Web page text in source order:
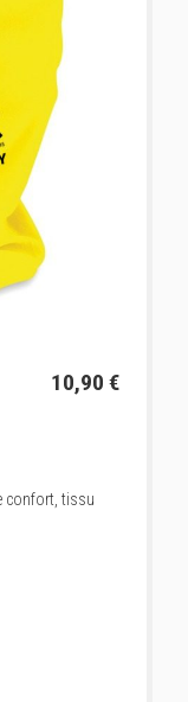
10,90 €
confort, tissu